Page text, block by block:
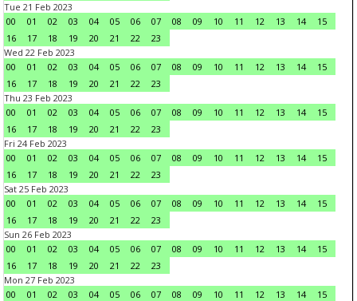
Tue 21 Feb 2023
00
01 02 03 04 05 06 07 08 09 10 11 12 13 14
15
16
17 18 19 20 21 22
23
Wed 22 Feb 2023
00
01 02 03 04 05 06 07 08 09 10 11 12 13 14
15
16
17 18 19 20 21 22
23
Thu 23 Feb 2023
00
01 02 03 04 05 06 07 08 09 10 11 12 13 14
15
16
17 18 19 20 21 22
23
Fri 24 Feb 2023
00
01 02 03 04 05 06 07 08 09 10 11 12 13 14
15
16
17 18 19 20 21 22
23
Sat 25 Feb 2023
00
01 02 03 04 05 06 07 08 09 10 11 12 13 14
15
16
17 18 19 20 21 22
23
Sun 26 Feb 2023
00
01 02 03 04 05 06 07 08 09 10 11 12 13 14
15
16
17 18 19 20 21 22
23
Mon 27 Feb 2023
00
01 02 03 04 05 06 07 08 09 10 11 12 13 14
15